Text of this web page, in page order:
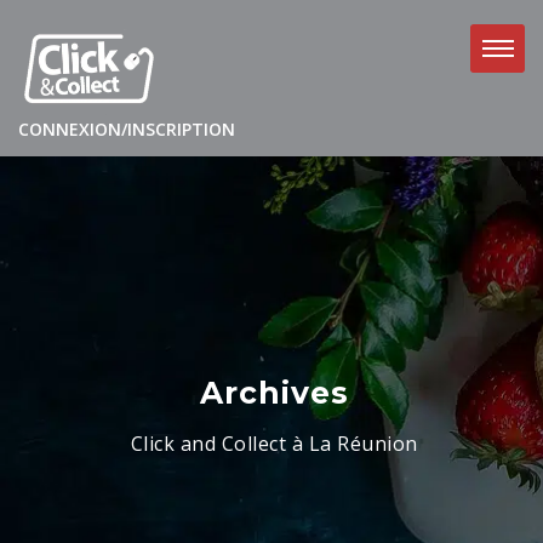
CONNEXION/INSCRIPTION
Archives
Click and Collect à La Réunion